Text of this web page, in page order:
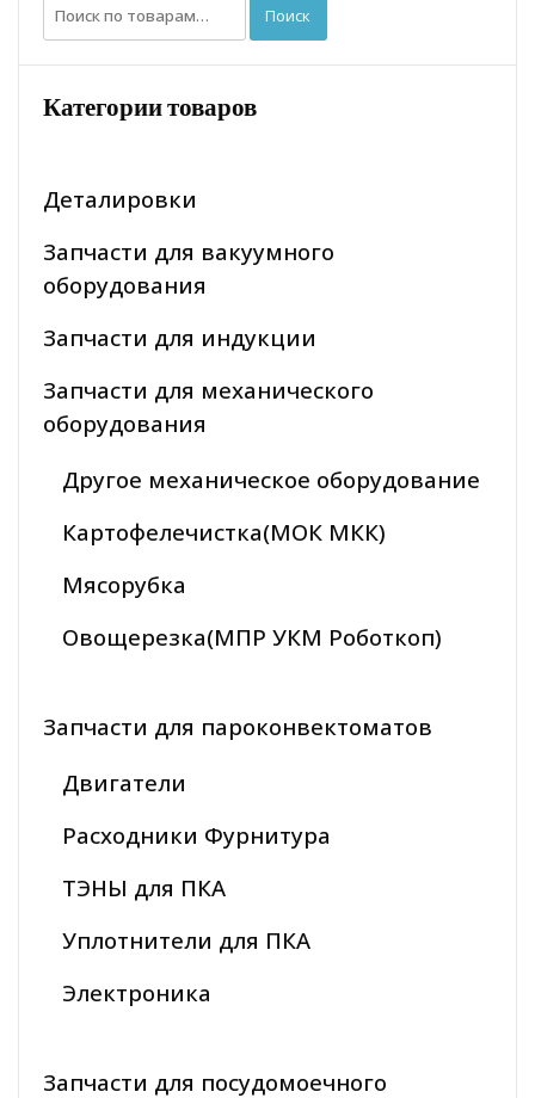
Искать: Поиск
Категории товаров
Деталировки
Запчасти для вакуумного
оборудования
Запчасти для индукции
Запчасти для механического
оборудования
Другое механическое оборудование
Картофелечистка(МОК МКК)
Мясорубка
Овощерезка(МПР УКМ Роботкоп)
Запчасти для пароконвектоматов
Двигатели
Расходники Фурнитура
ТЭНЫ для ПКА
Уплотнители для ПКА
Электроника
Запчасти для посудомоечного